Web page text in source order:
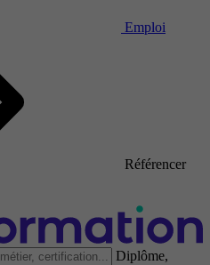
Emploi
Référencer
Diplôme,